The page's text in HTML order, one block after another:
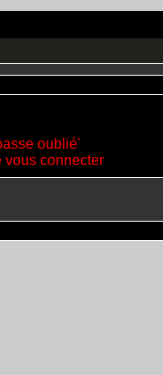
oublié'
vous connecter